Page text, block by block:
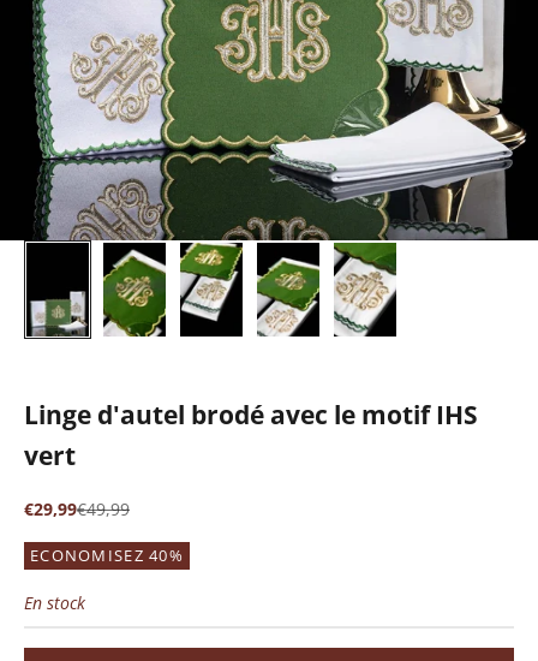
Linge d'autel brodé avec le motif IHS
vert
Prix de vente
€29,99Prix normal
€49,99
ECONOMISEZ 40%
En stock